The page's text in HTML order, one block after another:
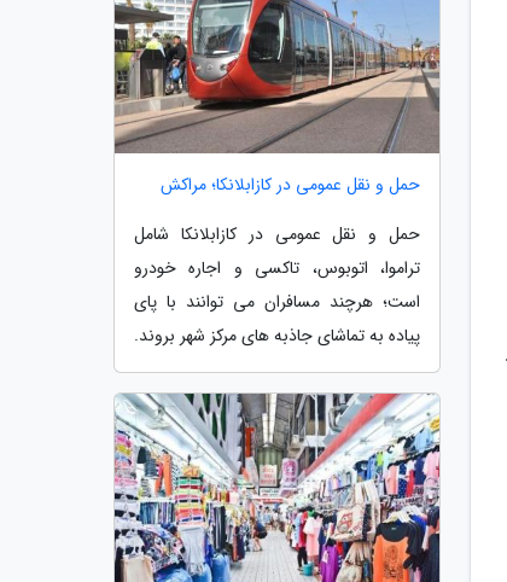
حمل و نقل عمومی در کازابلانکا؛ مراکش
حمل و نقل عمومی در کازابلانکا شامل
تراموا، اتوبوس، تاکسی و اجاره خودرو
است؛ هرچند مسافران می توانند با پای
پیاده به تماشای جاذبه های مرکز شهر بروند.